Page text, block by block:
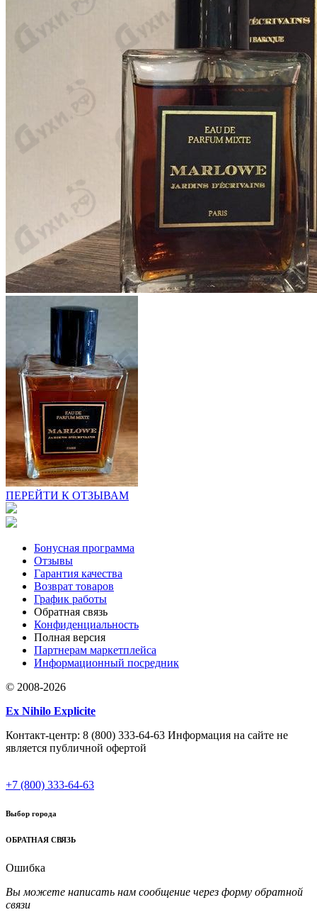
ПЕРЕЙТИ К ОТЗЫВАМ
Бонусная программа
Отзывы
Гарантия качества
Возврат товаров
График работы
Обратная связь
Конфиденциальность
Полная версия
Партнерам маркетплейса
Информационный посредник
© 2008-2026
Ex Nihilo Explicite
Контакт-центр: 8 (800) 333-64-63 Информация на сайте не
является публичной офертой
+7 (800) 333-64-63
Выбор города
ОБРАТНАЯ СВЯЗЬ
Ошибка
Вы можете написать нам сообщение через форму обратной
связи